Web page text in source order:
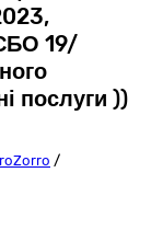
19/
послуги ))
/